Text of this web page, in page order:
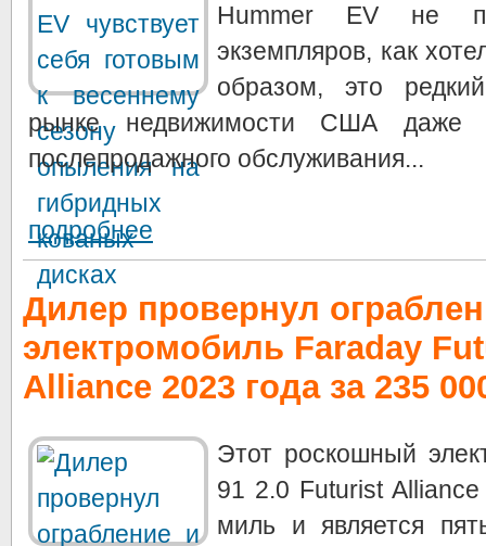
Hummer EV не
экземпляров, как
образом, это
рынке недвижимости США даже
послепродажного обслуживания...
подробнее
Дилер провернул
электромобиль Faraday
Alliance 2023 года за 235
Этот роскошный
91 2.0 Futurist
миль и является